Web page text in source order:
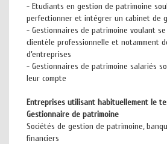
- Etudiants en gestion de patrimoine
perfectionner et intégrer un cabinet de
- Gestionnaires de patrimoine voulant
clientèle professionnelle et notamment
d’entreprises
- Gestionnaires de patrimoine salariés
leur compte
Entreprises utilisant habituellement le
Gestionnaire de patrimoine
Sociétés de gestion de patrimoine,
financiers